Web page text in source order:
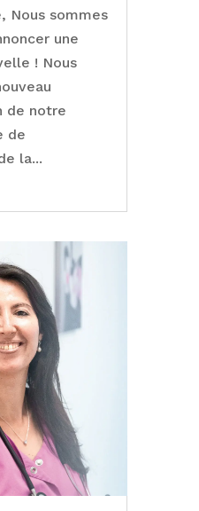
Nous sommes
une
! Nous
de notre
de
la...